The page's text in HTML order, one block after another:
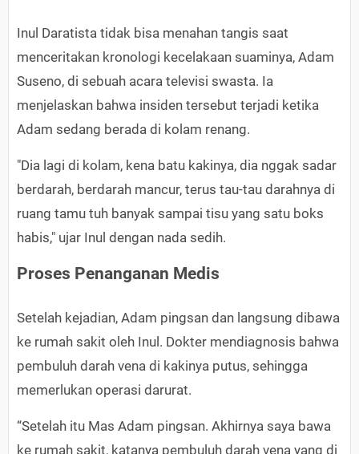
Inul Daratista tidak bisa menahan tangis saat
menceritakan kronologi kecelakaan suaminya, Adam
Suseno, di sebuah acara televisi swasta. Ia
menjelaskan bahwa insiden tersebut terjadi ketika
Adam sedang berada di kolam renang.
"Dia lagi di kolam, kena batu kakinya, dia nggak sadar
berdarah, berdarah mancur, terus tau-tau darahnya di
ruang tamu tuh banyak sampai tisu yang satu boks
habis," ujar Inul dengan nada sedih.
Proses Penanganan Medis
Setelah kejadian, Adam pingsan dan langsung dibawa
ke rumah sakit oleh Inul. Dokter mendiagnosis bahwa
pembuluh darah vena di kakinya putus, sehingga
memerlukan operasi darurat.
“Setelah itu Mas Adam pingsan. Akhirnya saya bawa
ke rumah sakit, katanya pembuluh darah vena yang di